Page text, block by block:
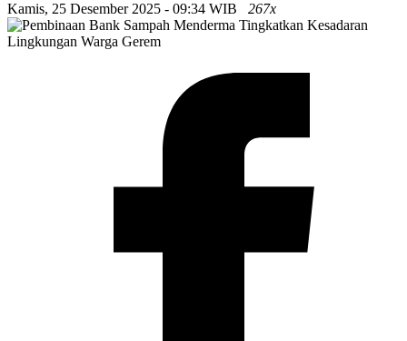
Kamis, 25 Desember 2025 - 09:34 WIB 267x